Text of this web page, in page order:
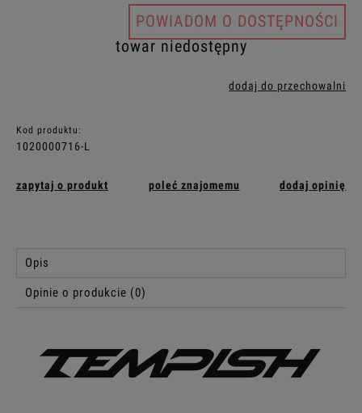
POWIADOM O DOSTĘPNOŚCI
towar niedostępny
dodaj do przechowalni
Kod produktu:
1020000716-L
zapytaj o produkt poleć znajomemu dodaj opinię
Opis
Opinie o produkcie (0)